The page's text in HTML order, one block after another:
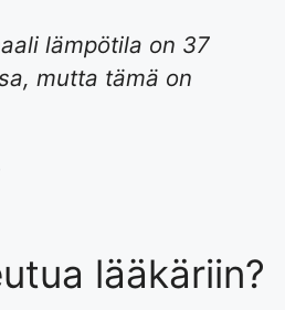
lämpötila on 37
mutta tämä on
lääkäriin?